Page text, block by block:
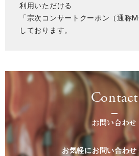
利用いただける
「宗次コンサートクーポン（通称
しております。
Contact
お問い合わせ
お気軽にお問い合わせ